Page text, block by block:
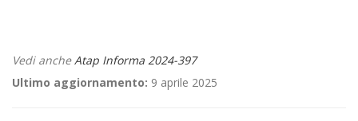
Vedi ancheAtap Informa 2024-397
Ultimo aggiornamento: 9 aprile 2025